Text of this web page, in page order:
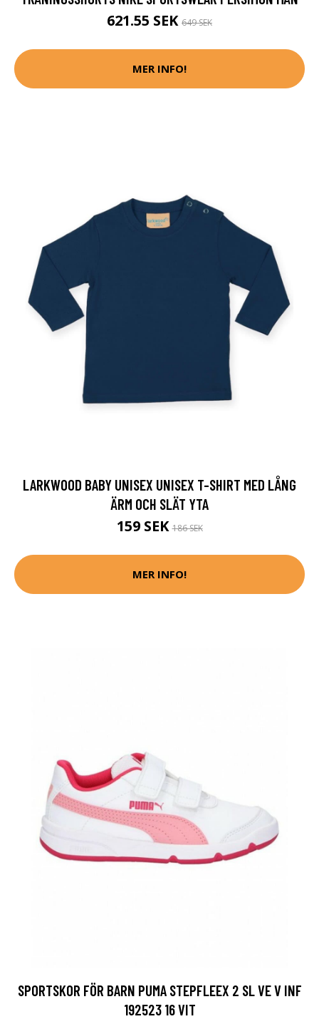
621.55 SEK 649 SEK
MER INFO!
LARKWOOD BABY UNISEX UNISEX T-SHIRT MED LÅNG
ÄRM OCH SLÄT YTA
159 SEK186 SEK
MER INFO!
SPORTSKOR FÖR BARN PUMA STEPFLEEX 2 SL VE V INF
192523 16 VIT